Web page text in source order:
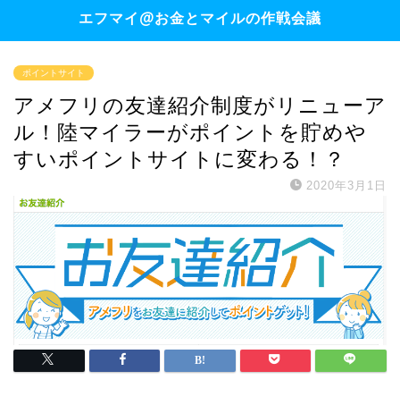
エフマイ@お金とマイルの作戦会議
ポイントサイト
アメフリの友達紹介制度がリニューア
ル！陸マイラーがポイントを貯めや
すいポイントサイトに変わる！？
2020年3月1日